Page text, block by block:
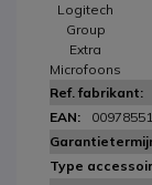
Logitech
Group
Extra
Microfoons